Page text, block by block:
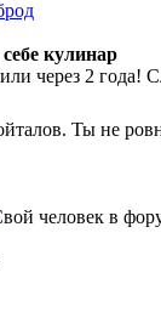
кулинар
через 2 года!
Ты не